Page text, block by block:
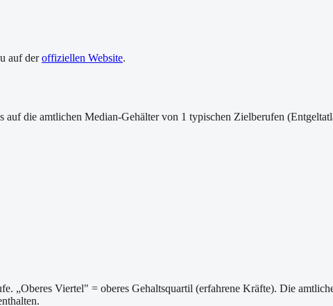
auf der offiziellen Website.
auf die amtlichen Median-Gehälter von 1 typischen Zielberufen
„Oberes Viertel" = oberes Gehaltsquartil (erfahrene Kräfte). Die